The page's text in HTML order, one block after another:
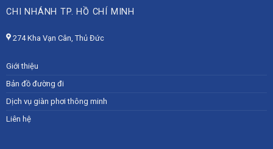
CHI NHÁNH TP. HỒ CHÍ MINH
274 Kha Vạn Cân, Thủ Đức
Giới thiệu
Bản đồ đường đi
Dịch vụ giàn phơi thông minh
Liên hệ